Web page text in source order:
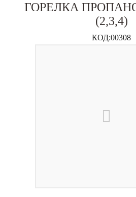
ГОРЕЛКА
(2,3,4)
КОД:00308